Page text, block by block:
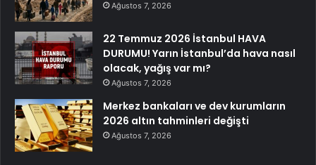
Ağustos 7, 2026
22 Temmuz 2026 İstanbul HAVA
DURUMU! Yarın İstanbul’da hava nasıl
olacak, yağış var mı?
Ağustos 7, 2026
Merkez bankaları ve dev kurumların
2026 altın tahminleri değişti
Ağustos 7, 2026